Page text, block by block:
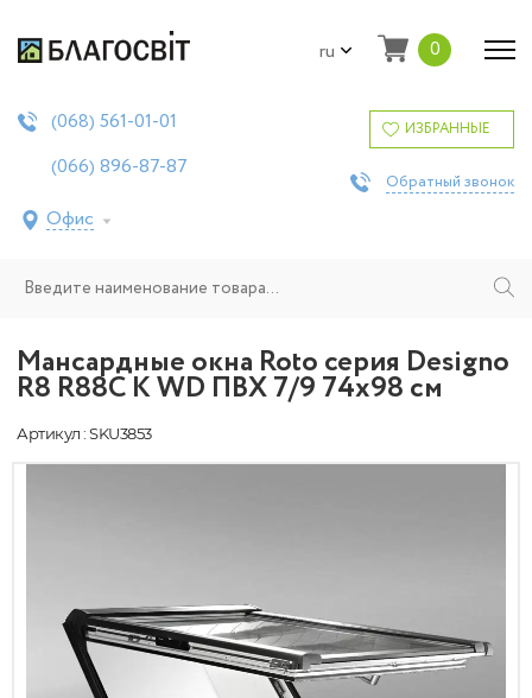
ru 0
(068) 561-01-01
(066) 896-87-87
Офис
ИЗБРАННЫЕ
Обратный звонок
Мансардные окна Roto серия Designo
R8 R88C K WD ПВХ 7/9 74х98 см
Артикул : SKU3853